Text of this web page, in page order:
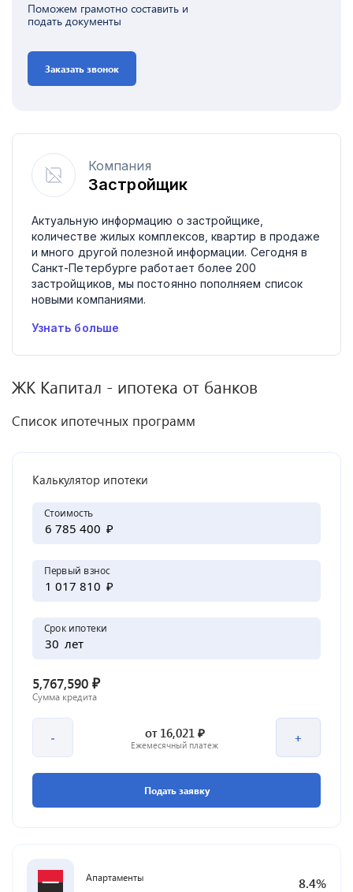
Поможем грамотно составить и
подать документы
Заказать звонок
Компания
Застройщик
Актуальную информацию о застройщике,
количестве жилых комплексов, квартир в продаже
и много другой полезной информации. Сегодня в
Санкт-Петербурге работает более 200
застройщиков, мы постоянно пополняем список
новыми компаниями.
Узнать больше
ЖК Капитал - ипотека от банков
Список ипотечных программ
Калькулятор ипотеки
Стоимость
₽
Первый взнос
₽
Срок ипотеки
лет
5,767,590 ₽
Сумма кредита
- от 16,021 ₽
Ежемесячный платеж +
Подать заявку
Апартаменты 8.4%